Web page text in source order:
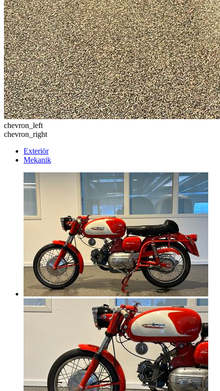
chevron_left
chevron_right
Exteriör
Mekanik